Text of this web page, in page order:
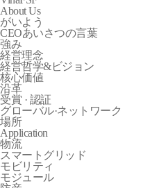
About Us
がいよう
CEOあいさつの言葉
強み
経営理念
経営哲学&ビジョン
核心価値
沿革
受賞 · 認証
グローバル·ネットワーク
場所
Application
物流
スマートグリッド
モビリティ
モジュール